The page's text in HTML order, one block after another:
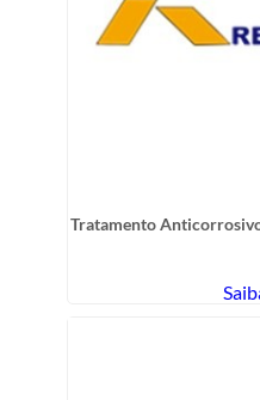
Tratamento